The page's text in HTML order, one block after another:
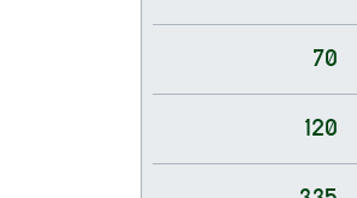
70
120